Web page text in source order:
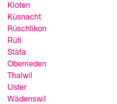
Kloten
Küsnacht
Rüschlikon
Rüti
Stäfa
Oberrieden
Thalwil
Uster
Wädenswil